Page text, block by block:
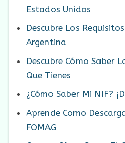
Estados Unidos
Descubre Los
Argentina
Descubre Cómo Saber
Que Tienes
¿Cómo Saber Mi NIF?
Aprende Como
FOMAG